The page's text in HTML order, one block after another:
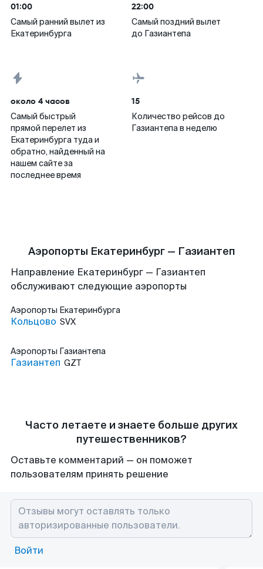
01:00
Самый ранний вылет из
Екатеринбурга
22:00
Самый поздний вылет
до Газиантепа
около 4 часов
Самый быстрый
прямой перелет из
Екатеринбурга туда и
обратно, найденный на
нашем сайте за
последнее время
15
Количество рейсов до
Газиантепа в неделю
Аэропорты Екатеринбург — Газиантеп
Направление Екатеринбург — Газиантеп
обслуживают следующие аэропорты
Аэропорты Екатеринбурга
Кольцово SVX
Аэропорты Газиантепа
Газиантеп GZT
Часто летаете и знаете больше других
путешественников?
Оставьте комментарий — он поможет
пользователям принять решение
Войти